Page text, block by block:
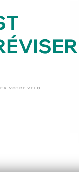
VOTRE VÉLO